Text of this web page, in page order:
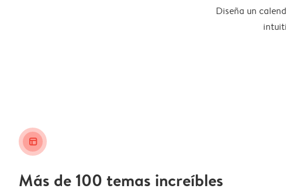
Diseña un
layout_alt
Más de 100 temas increíbles